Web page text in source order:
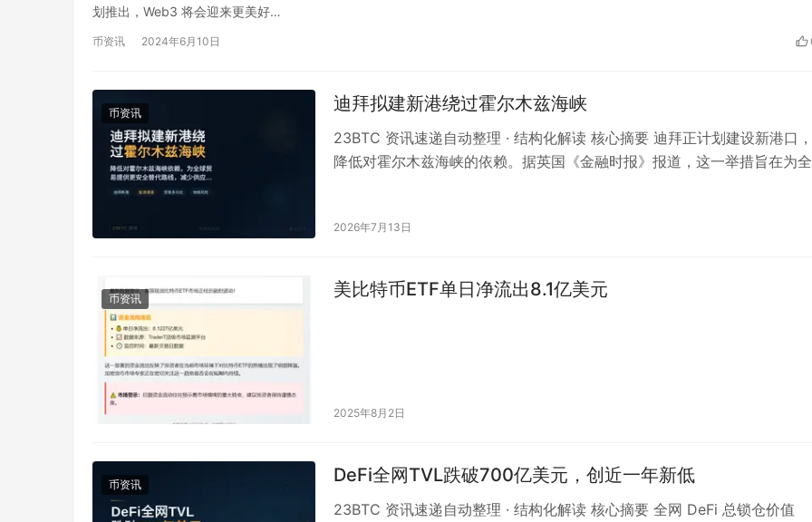
划推出，Web3 将会迎来更美好…
币资讯 2024年6月10日
币资讯 迪拜拟建新港绕过霍尔木兹海峡
23BTC 资讯速递自动整理 · 结构化解读 核心摘要 迪拜正计划建设新港口
降低对霍尔木兹海峡的依赖。据英国《金融时报》报道，这一举措旨在为
2026年7月13日
币资讯 美比特币ETF单日净流出8.1亿美元
2025年8月2日
币资讯 DeFi全网TVL跌破700亿美元，创近一年新低
23BTC 资讯速递自动整理 · 结构化解读 核心摘要 全网 DeFi 总锁仓价值